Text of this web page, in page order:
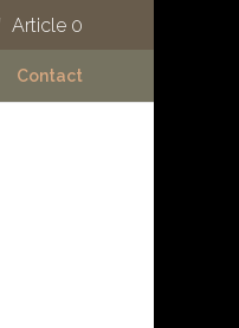
Article 0
Contact